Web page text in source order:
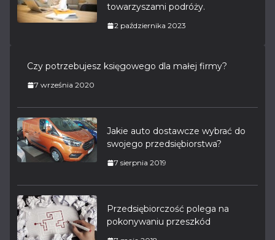
towarzyszami podróży.
2 października 2023
Czy potrzebujesz księgowego dla małej firmy?
7 września 2020
Jakie auto dostawcze wybrać do
swojego przedsiębiorstwa?
7 sierpnia 2019
Przedsiębiorczość polega na
pokonywaniu przeszkód